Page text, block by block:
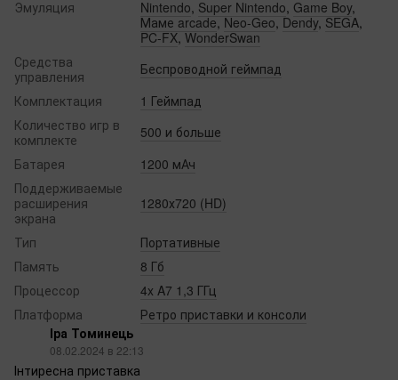
Эмуляция
Nintendo, Super Nintendo, Game Boy,
Маме arcade, Neo-Geo, Dendy, SEGA,
PC-FX, WonderSwan
Средства
управления
Беспроводной геймпад
Комплектация
1 Геймпад
Количество игр в
комплекте
500 и больше
Батарея‌
1200 мАч
Поддерживаемые
расширения
экрана
1280х720 (HD)
Тип
Портативные
Память
8 Гб
Процессор
4x A7 1,3 ГГц‌
Платформа
Ретро приставки и консоли
Іра Томинець
08.02.2024 в 22:13
Інтиресна приставка